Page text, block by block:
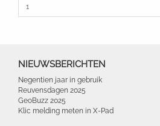
NIEUWSBERICHTEN
Negentien jaar in gebruik
Reuvensdagen 2025
GeoBuzz 2025
Klic melding meten in X-Pad